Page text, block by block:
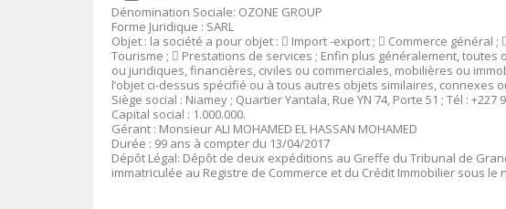
Dénomination Sociale: OZONE GROUP
Forme Juridique : SARL
Objet : la société a pour objet :  Import -export ;  Commerce général ;
Tourisme ;  Prestations de services ; Enfin plus généralement,
ou juridiques, financières, civiles ou commerciales, mobilières ou
l’objet ci-dessus spécifié ou à tous autres objets similaires, connexes
Siège social : Niamey ; Quartier Yantala, Rue YN 74, Porte 51 ; Tél : +227
Capital social : 1.000.000.
Gérant : Monsieur ALI MOHAMED EL HASSAN MOHAMED
Durée : 99 ans à compter du 13/04/2017
Dépôt Légal: Dépôt de deux expéditions au Greffe du Tribunal de
immatriculée au Registre de Commerce et du Crédit Immobilier sous le